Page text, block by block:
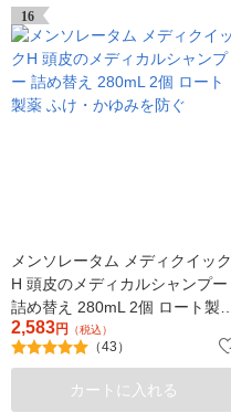
16
メンソレータム メディクイック
H 頭皮のメディカルシャンプー
詰め替え 280mL 2個 ロート製薬
ふけ・かゆみを防ぐ
2,583円 （税込）
（43）
カートに入れる